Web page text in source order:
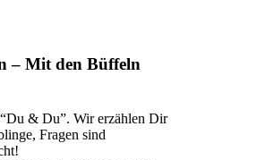
– Mit den Büffeln
& Du”. Wir erzählen Dir
Fragen sind